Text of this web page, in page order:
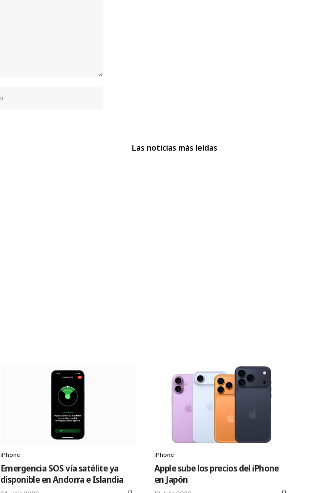
Las noticias más leídas
iPhone
Emergencia SOS vía satélite ya
disponible en Andorra e Islandia
iPhone
Apple sube los precios del iPhone
en Japón